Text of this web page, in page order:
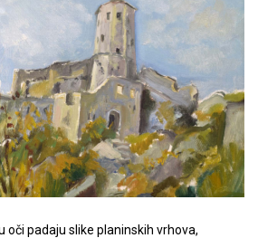
oči padaju slike planinskih vrhova,